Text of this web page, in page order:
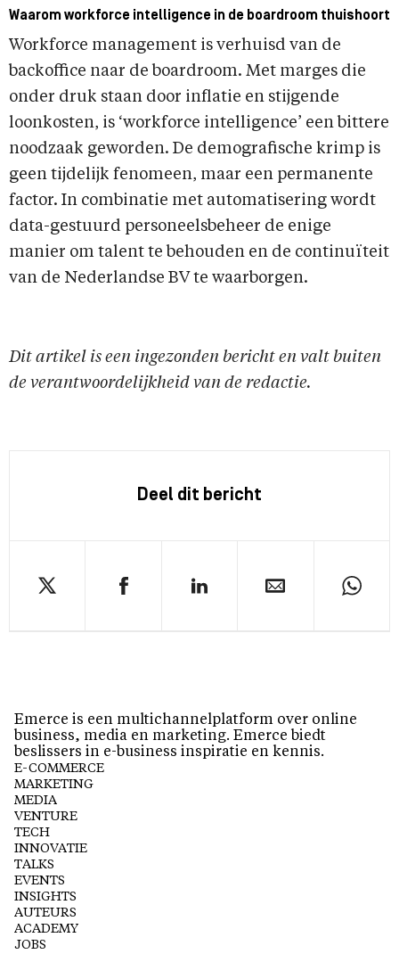
Waarom workforce intelligence in de boardroom thuishoort
Workforce management is verhuisd van de
backoffice naar de boardroom. Met marges die
onder druk staan door inflatie en stijgende
loonkosten, is ‘workforce intelligence’ een bittere
noodzaak geworden. De demografische krimp is
geen tijdelijk fenomeen, maar een permanente
factor. In combinatie met automatisering wordt
data-gestuurd personeelsbeheer de enige
manier om talent te behouden en de continuïteit
van de Nederlandse BV te waarborgen.
Dit artikel is een ingezonden bericht en valt buiten
de verantwoordelijkheid van de redactie.
Deel dit bericht
Emerce is een multichannelplatform over online
business, media en marketing. Emerce biedt
beslissers in e-business inspiratie en kennis.
E-COMMERCE
MARKETING
MEDIA
VENTURE
TECH
INNOVATIE
TALKS
EVENTS
INSIGHTS
AUTEURS
ACADEMY
JOBS